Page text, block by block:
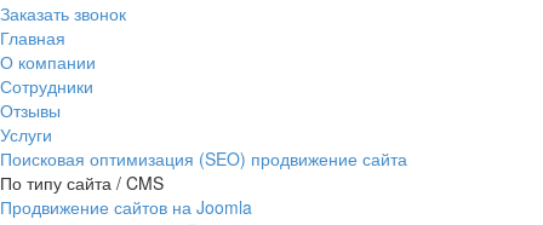
Заказать звонок
Главная
О компании
Сотрудники
Отзывы
Услуги
Поисковая оптимизация (SEO) продвижение сайта
По типу сайта / CMS
Продвижение сайтов на Joomla